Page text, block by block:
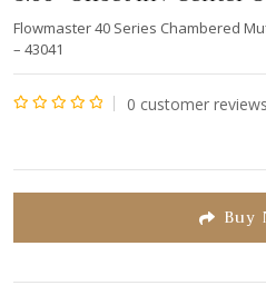
Flowmaster 40 Series Chambered
– 43041
0 customer reviews
Buy